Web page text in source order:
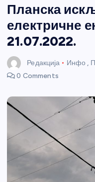
Планска
електричне
21.07.2022.
Редакција Инфо ,
0 Comments